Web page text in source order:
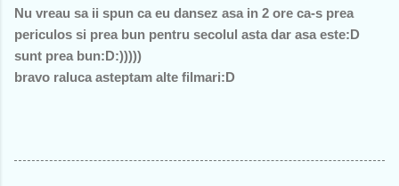
Nu vreau sa ii spun ca eu dansez asa in 2 ore ca-s prea
periculos si prea bun pentru secolul asta dar asa este:D
sunt prea bun:D:)))))
bravo raluca asteptam alte filmari:D